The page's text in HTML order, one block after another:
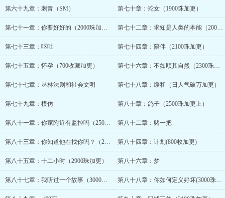
第六十九章：刺青（SM） 第七十章：蛇女（1900珠加更）
第七十一章：你要好好的（2000珠加更上） 第七十二章：求知是人类的本能（2000珠加更下）
第七十三章：呕吐 第七十四章：陪伴（2100珠加更）
第七十五章：怀孕（700收藏加更） 第七十六章：不如顺其自然（2300珠加更）
第七十七章：丛林法则和社会文明 第七十八章：缓和（日人气破万加更）
第七十九章：模仿 第八十章：鸽子（2500珠加更上）
第八十一章：你家附近有监控吗（2500珠加更下） 第八十二章：赌一把
第八十三章：你知道他在找你吗？（2700珠加更） 第八十四章：计划(800收加更)
第八十五章：十二小时（2900珠加更） 第八十六章：梦
第八十七章：我听过一个故事（3000珠加更上） 第八十八章：你如何定义好坏(3000珠加更下)